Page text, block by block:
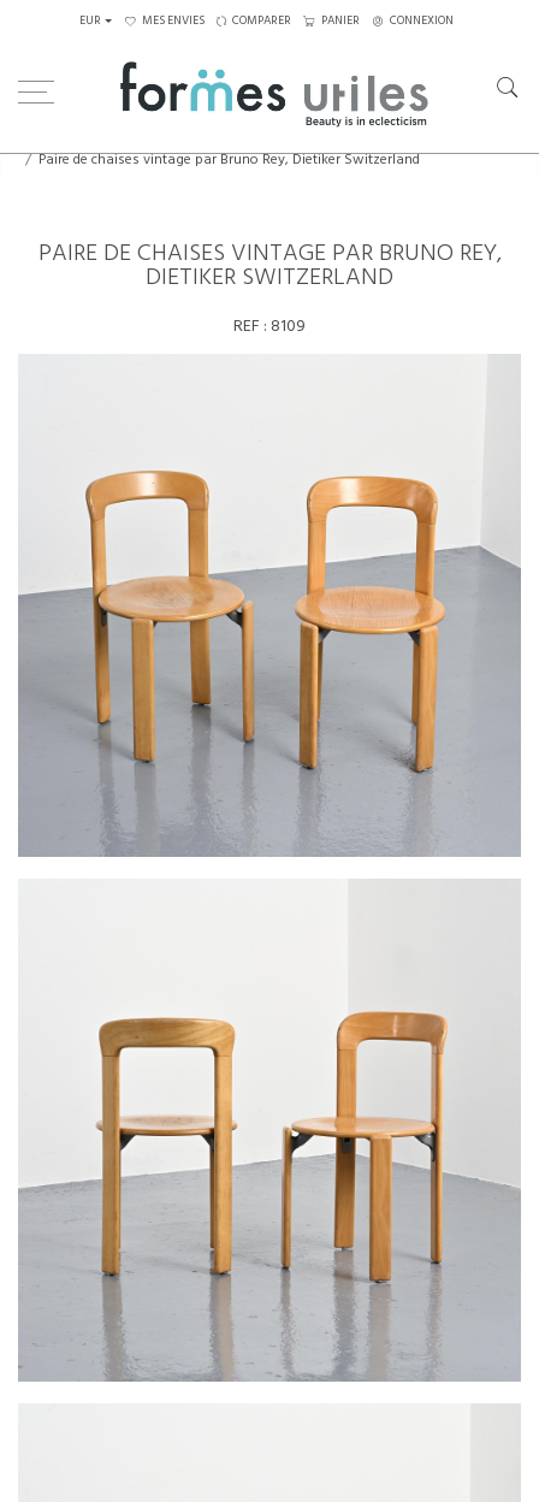
EUR MES ENVIES COMPARER PANIER CONNEXION
Paire de chaises vintage par Bruno Rey, Dietiker Switzerland
PAIRE DE CHAISES VINTAGE PAR BRUNO REY,
DIETIKER SWITZERLAND
REF : 8109